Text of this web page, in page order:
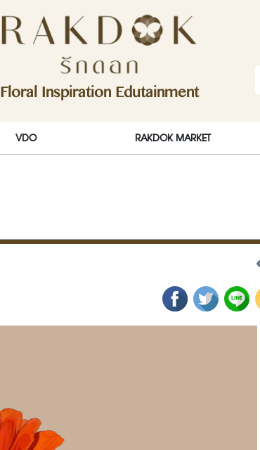
Floral Inspiration Edutainment
VDO RAKDOK MARKET